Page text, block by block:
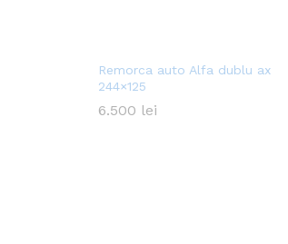
Remorca auto Alfa dublu ax
244×125
6.500 lei
6.500 lei